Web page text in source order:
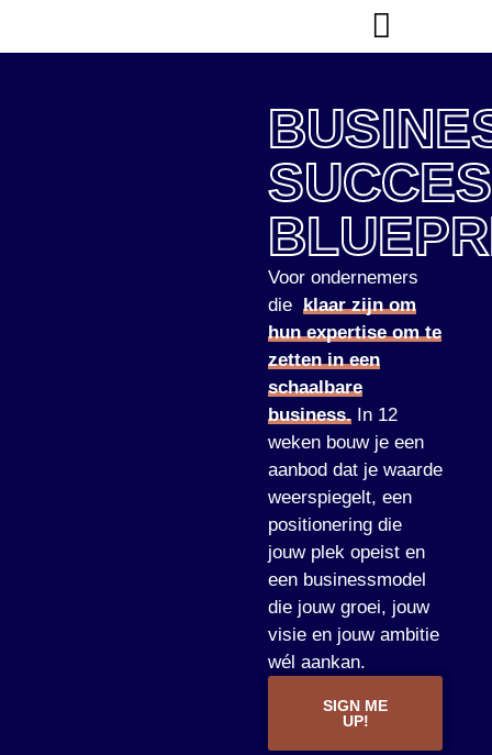
Voor ondernemers
die klaar zijn om
hun expertise om te
zetten in een
schaalbare
business.In 12
weken bouw je een
aanbod dat je waarde
weerspiegelt, een
positionering die
jouw plek opeist en
een businessmodel
die jouw groei, jouw
visie en jouw ambitie
wél aankan.
SIGN ME
UP!